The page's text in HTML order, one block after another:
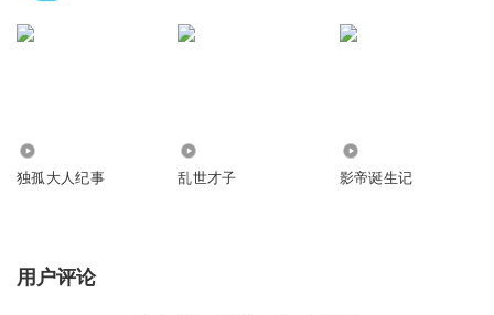
独孤大人纪事 乱世才子 影帝诞生记
用户评论